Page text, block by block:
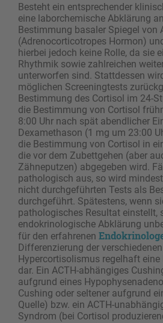
Besteht ein entsprechender
eine laborchemische Abklärung
Bestimmung basaler Spiegel von
(Adrenocorticotropes Hormon)
hierbei jedoch keine Rolle, da sie
Rhythmik sowie zahlreichen
unterworfen sind. Stattdessen
möglichen Screeningtests
Bestimmung des Cortisol im 24-
die Bestimmung von Cortisol
8:00 Uhr nach spät abendlicher
Dexamethason (1 mg um 23:00
die Bestimmung von Cortisol in
die vor dem Zubettgehen (aber
Zähneputzen) abgegeben wird.
pathologisch aus, so wird
nicht durchgeführten Tests als
durchgeführt. Spätestens, wenn
pathologisches Resultat einstellt,
endokrinologische Abklärung
für den erfahrenen
Differenzierung der
Hypercortisolismus regelhaft eine
dar. Ein ACTH-abhängiges
aufgrund eines
Cushing oder seltener aufgrund
Quelle) bzw. ein ACTH-
Syndrom (bei Cortisol